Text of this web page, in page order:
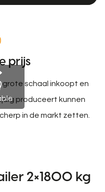
prijs
grote schaal inkoopt en
produceert kunnen
in de markt zetten.
2×1800 kg